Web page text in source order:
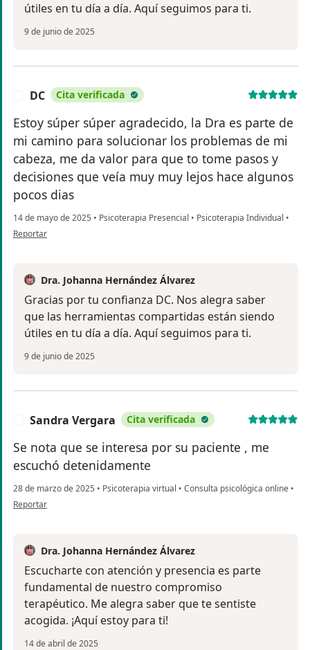
útiles en tu día a día. Aquí seguimos para ti.
9 de junio de 2025
DC Cita verificada
Estoy súper súper agradecido, la Dra es parte de
mi camino para solucionar los problemas de mi
cabeza, me da valor para que to tome pasos y
decisiones que veía muy muy lejos hace algunos
pocos dias
14 de mayo de 2025 • Psicoterapia Presencial • Psicoterapia Individual •
en opinión del usuario DC
Reportar
Dra. Johanna Hernández Álvarez
Gracias por tu confianza DC. Nos alegra saber
que las herramientas compartidas están siendo
útiles en tu día a día. Aquí seguimos para ti.
9 de junio de 2025
Sandra Vergara Cita verificada
Se nota que se interesa por su paciente , me
escuchó detenidamente
28 de marzo de 2025 • Psicoterapia virtual • Consulta psicológica online •
en opinión del usuario Sandra Vergara
Reportar
Dra. Johanna Hernández Álvarez
Escucharte con atención y presencia es parte
fundamental de nuestro compromiso
terapéutico. Me alegra saber que te sentiste
acogida. ¡Aquí estoy para ti!
14 de abril de 2025